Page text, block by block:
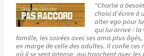
"Charlie a
choisi d’écrire
alter ego pour
qui lui arrive : la
famille, les soirées avec ses amis plus
en marge de celle des adultes. Il confie ces
où il se sent intense, qui tranchent avec les